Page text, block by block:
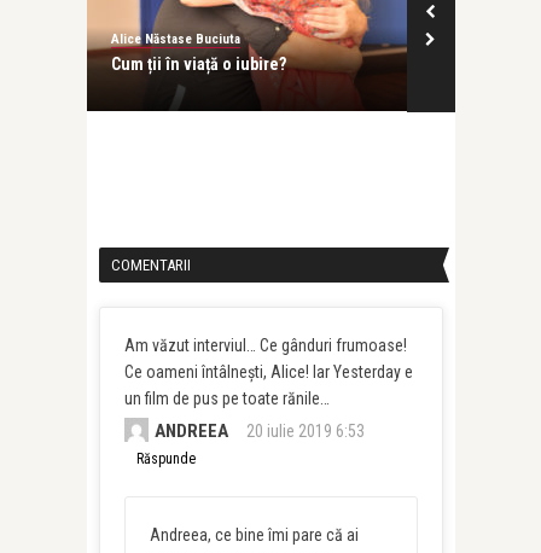
Alice Năstase Buciuta
Legile iubirii și legea integrității
COMENTARII
Am văzut interviul… Ce gânduri frumoase!
Ce oameni întâlnești, Alice! Iar Yesterday e
un film de pus pe toate rănile…
ANDREEA 20 iulie 2019 6:53
Răspunde
Andreea, ce bine îmi pare că ai